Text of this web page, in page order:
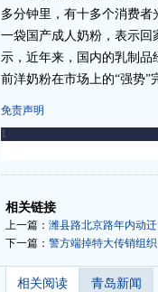
多分钟里，有十多个消费
一袋国产成人奶粉，表示回
示，近年来，国内的乳制品
前洋奶粉在市场上的“强势”
免责声明
-
相关链接
上一篇： 潍县路北京路年内动
下一篇： 警方端掉特大传销组
相关阅读 青岛新闻